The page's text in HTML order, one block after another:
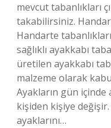
mevcut tabanlıkları
takabilirsiniz.
Handarte
sağlıklı ayakkabı
üretilen ayakkabı
malzeme olarak
Ayakların gün içinde
kişiden kişiye
ayaklarını…